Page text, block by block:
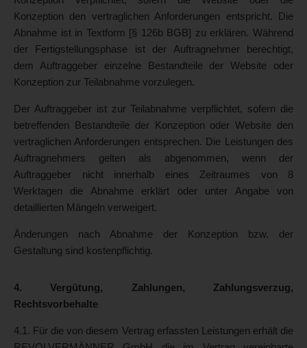
Konzeption den vertraglichen Anforderungen entspricht. Die
Abnahme ist in Textform [§ 126b BGB] zu erklären. Während
der Fertigstellungsphase ist der Auftragnehmer berechtigt,
dem Auftraggeber einzelne Bestandteile der Website oder
Konzeption zur Teilabnahme vorzulegen.
Der Auftraggeber ist zur Teilabnahme verpflichtet, sofern die
betreffenden Bestandteile der Konzeption oder Website den
vertraglichen Anforderungen entsprechen. Die Leistungen des
Auftragnehmers gelten als abgenommen, wenn der
Auftraggeber nicht innerhalb eines Zeitraumes von 8
Werktagen die Abnahme erklärt oder unter Angabe von
detaillierten Mängeln verweigert.
Änderungen nach Abnahme der Konzeption bzw. der
Gestaltung sind kostenpflichtig.
4. Vergütung, Zahlungen, Zahlungsverzug,
Rechtsvorbehalte
4.1. Für die von diesem Vertrag erfassten Leistungen erhält die